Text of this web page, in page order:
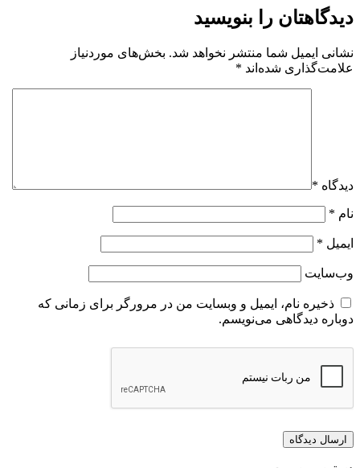
نخواهد شد. بخش‌های موردنیاز
من در مرورگر برای زمانی که